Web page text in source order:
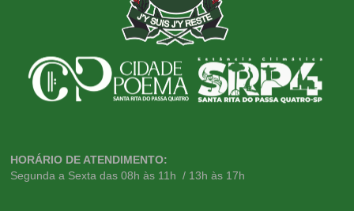
HORÁRIO DE ATENDIMENTO:
Segunda a Sexta das 08h às 11h / 13h às 17h